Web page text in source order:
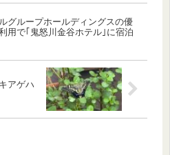
グループホールディングスの優
用で｢鬼怒川金谷ホテル｣に宿泊
アゲハ